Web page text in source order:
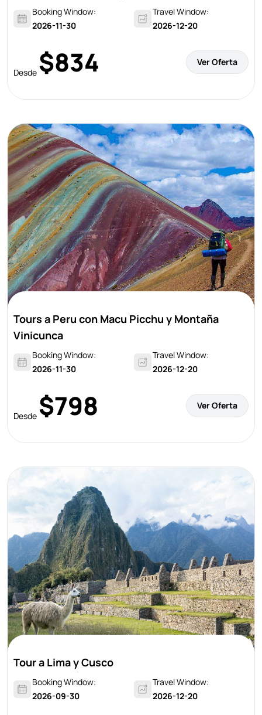
Booking Window:
2026-11-30
Travel Window:
2026-12-20
Desde $834 Ver Oferta
Tours a Peru con Macu Picchu y Montaña
Vinicunca
Booking Window:
2026-11-30
Travel Window:
2026-12-20
Desde $798 Ver Oferta
Tour a Lima y Cusco
Booking Window:
2026-09-30
Travel Window:
2026-12-20